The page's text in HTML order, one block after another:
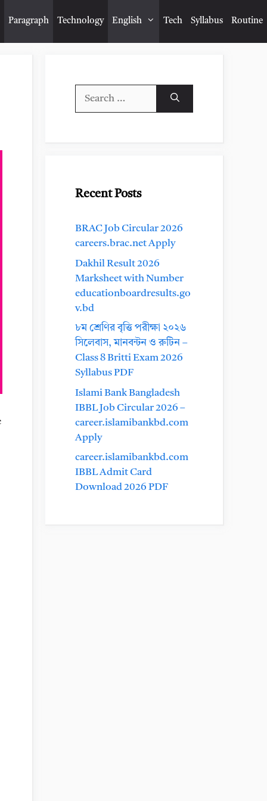
Paragraph Technology English Tech Syllabus Routine
Recent Posts
BRAC Job Circular 2026
careers.brac.net Apply
Dakhil Result 2026
Marksheet with Number
educationboardresults.go
v.bd
৮ম শ্রেণির বৃত্তি পরীক্ষা ২০২৬
সিলেবাস, মানবন্টন ও রুটিন –
Class 8 Britti Exam 2026
Syllabus PDF
Islami Bank Bangladesh
IBBL Job Circular 2026 –
career.islamibankbd.com
Apply
career.islamibankbd.com
IBBL Admit Card
Download 2026 PDF